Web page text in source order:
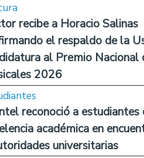
recibe a Horacio Salinas
el respaldo de la
al Premio Nacional
2026
reconoció a estudiantes
académica en
universitarias